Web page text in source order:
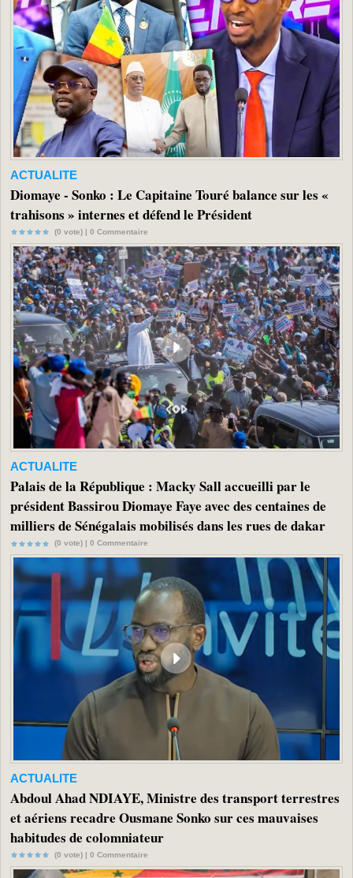
ACTUALITE
Diomaye - Sonko : Le Capitaine Touré balance sur les «
trahisons » internes et défend le Président
(0 vote) | 0 Commentaire
ACTUALITE
Palais de la République : Macky Sall accueilli par le
président Bassirou Diomaye Faye avec des centaines de
milliers de Sénégalais mobilisés dans les rues de dakar
(0 vote) | 0 Commentaire
ACTUALITE
Abdoul Ahad NDIAYE, Ministre des transport terrestres
et aériens recadre Ousmane Sonko sur ces mauvaises
habitudes de colomniateur
(0 vote) | 0 Commentaire